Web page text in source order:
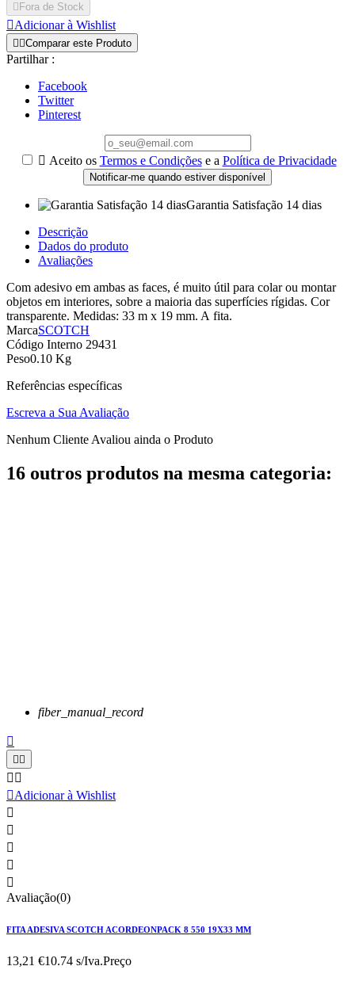
 Fora de Stock
Adicionar à Wishlist
 Comparar este Produto
Partilhar :
Facebook
Twitter
Pinterest
 Aceito os Termos e Condiçõese a Política de Privacidade
Notificar-me quando estiver disponível
Garantia Satisfação 14 dias
Descrição
Dados do produto
Avaliações
Com adesivo em ambas as faces, é muito útil para colar ou montar
objetos em interiores, sobre a maioria das superfícies rígidas. Cor
transparente. Medidas: 33 m x 19 mm. A fita.
MarcaSCOTCH
Código Interno 29431
Peso0.10 Kg
Referências específicas
Escreva a Sua Avaliação
Nenhum Cliente Avaliou ainda o Produto
16 outros produtos na mesma categoria:
fiber_manual_record

 
 
Adicionar à Wishlist





Avaliação(0)
FITA ADESIVA SCOTCH ACORDEONPACK 8 550 19X33 MM
13,21 €10.74 s/Iva.Preço